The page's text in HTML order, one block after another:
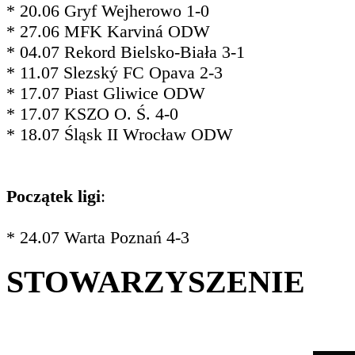
* 20.06 Gryf Wejherowo 1-0
* 27.06 MFK Karviná ODW
* 04.07 Rekord Bielsko-Biała 3-1
* 11.07 Slezský FC Opava 2-3
* 17.07 Piast Gliwice ODW
* 17.07 KSZO O. Ś. 4-0
* 18.07 Śląsk II Wrocław ODW
Początek ligi:
* 24.07 Warta Poznań 4-3
STOWARZYSZENIE